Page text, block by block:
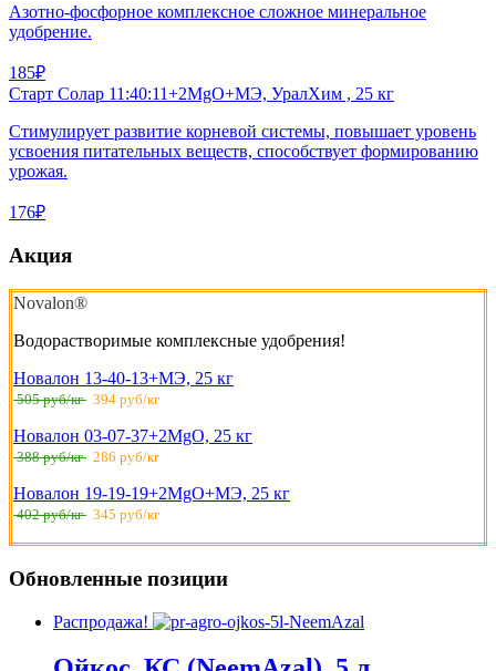
Азотно-фосфорное комплексное сложное минеральное
удобрение.
185₽
Старт Солар 11:40:11+2MgO+MЭ, УралХим , 25 кг
Стимулирует развитие корневой системы, повышает уровень
усвоения питательных веществ, способствует формированию
урожая.
176₽
Акция
Novalon®
Водорастворимые комплексные удобрения!
Новалон 13-40-13+МЭ, 25 кг
505 руб/кг 394 руб/кг
Новалон 03-07-37+2MgO, 25 кг
388 руб/кг 286 руб/кг
Новалон 19-19-19+2MgO+МЭ, 25 кг
402 руб/кг 345 руб/кг
Обновленные позиции
Распродажа!